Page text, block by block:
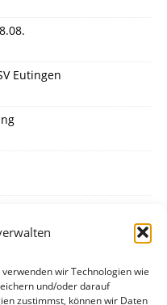
wir Technologien wie
und/oder darauf
zustimmst, können wir Daten
Eutingen